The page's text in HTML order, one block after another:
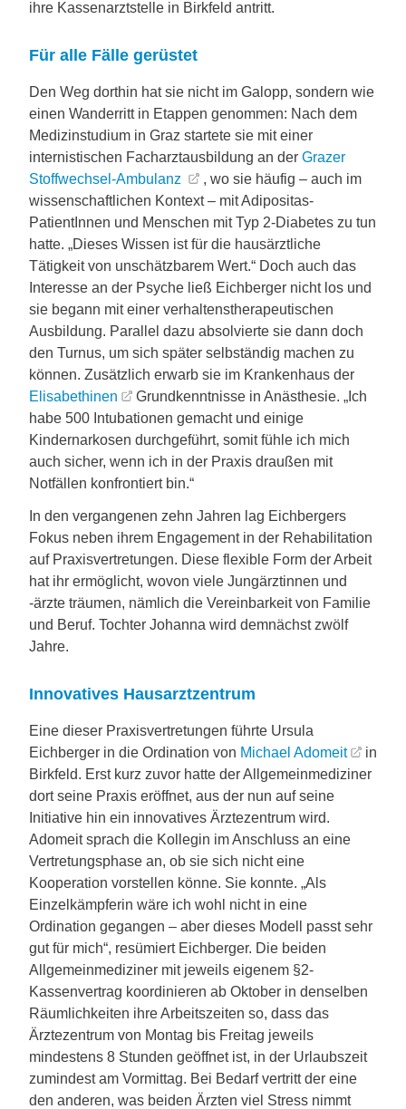
ihre Kassenarztstelle in Birkfeld antritt.
Für alle Fälle gerüstet
Den Weg dorthin hat sie nicht im Galopp, sondern wie
einen Wanderritt in Etappen genommen: Nach dem
Medizinstudium in Graz startete sie mit einer
internistischen Facharztausbildung an der Grazer
Stoffwechsel-Ambulanz
, wo sie häufig – auch im
wissenschaftlichen Kontext – mit Adipositas-
PatientInnen und Menschen mit Typ 2-Diabetes zu tun
hatte. „Dieses Wissen ist für die hausärztliche
Tätigkeit von unschätzbarem Wert.“ Doch auch das
Interesse an der Psyche ließ Eichberger nicht los und
sie begann mit einer verhaltenstherapeutischen
Ausbildung. Parallel dazu absolvierte sie dann doch
den Turnus, um sich später selbständig machen zu
können. Zusätzlich erwarb sie im Krankenhaus der
Elisabethinen
Grundkenntnisse in Anästhesie. „Ich
habe 500 Intubationen gemacht und einige
Kindernarkosen durchgeführt, somit fühle ich mich
auch sicher, wenn ich in der Praxis draußen mit
Notfällen konfrontiert bin.“
In den vergangenen zehn Jahren lag Eichbergers
Fokus neben ihrem Engagement in der Rehabilitation
auf Praxisvertretungen. Diese flexible Form der Arbeit
hat ihr ermöglicht, wovon viele Jungärztinnen und
-ärzte träumen, nämlich die Vereinbarkeit von Familie
und Beruf. Tochter Johanna wird demnächst zwölf
Jahre.
Innovatives Hausarztzentrum
Eine dieser Praxisvertretungen führte Ursula
Eichberger in die Ordination von Michael Adomeit
in
Birkfeld. Erst kurz zuvor hatte der Allgemeinmediziner
dort seine Praxis eröffnet, aus der nun auf seine
Initiative hin ein innovatives Ärztezentrum wird.
Adomeit sprach die Kollegin im Anschluss an eine
Vertretungsphase an, ob sie sich nicht eine
Kooperation vorstellen könne. Sie konnte. „Als
Einzelkämpferin wäre ich wohl nicht in eine
Ordination gegangen – aber dieses Modell passt sehr
gut für mich“, resümiert Eichberger. Die beiden
Allgemeinmediziner mit jeweils eigenem §2-
Kassenvertrag koordinieren ab Oktober in denselben
Räumlichkeiten ihre Arbeitszeiten so, dass das
Ärztezentrum von Montag bis Freitag jeweils
mindestens 8 Stunden geöffnet ist, in der Urlaubszeit
zumindest am Vormittag. Bei Bedarf vertritt der eine
den anderen, was beiden Ärzten viel Stress nimmt